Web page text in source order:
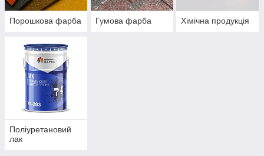
Порошкова фарба Гумова фарба Хімічна продукція
Поліуретановий
лак